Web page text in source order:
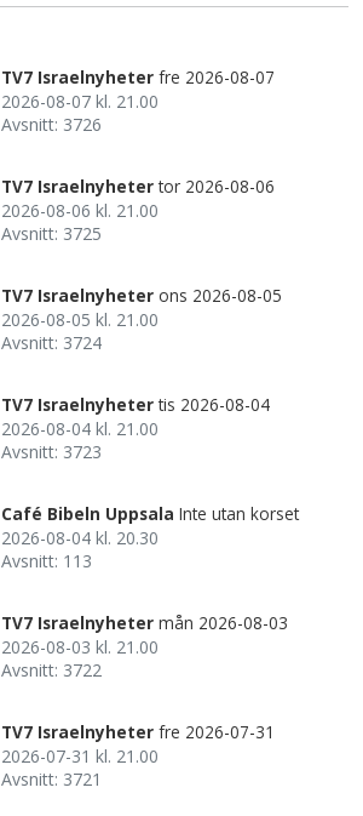
TV7 Israelnyheter fre 2026-08-07
2026-08-07 kl. 21.00
Avsnitt: 3726
TV7 Israelnyheter tor 2026-08-06
2026-08-06 kl. 21.00
Avsnitt: 3725
TV7 Israelnyheter ons 2026-08-05
2026-08-05 kl. 21.00
Avsnitt: 3724
TV7 Israelnyheter tis 2026-08-04
2026-08-04 kl. 21.00
Avsnitt: 3723
Café Bibeln Uppsala Inte utan korset
2026-08-04 kl. 20.30
Avsnitt: 113
TV7 Israelnyheter mån 2026-08-03
2026-08-03 kl. 21.00
Avsnitt: 3722
TV7 Israelnyheter fre 2026-07-31
2026-07-31 kl. 21.00
Avsnitt: 3721